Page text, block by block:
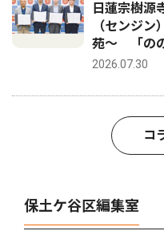
日蓮宗樹
（センジ
苑〜 「のの
2026.07.30
コ
保土ケ谷区編集室